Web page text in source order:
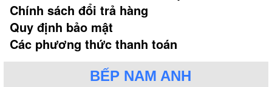
Chính sách đổi trả hàng
Quy định bảo mật
Các phương thức thanh toán
BẾP NAM ANH